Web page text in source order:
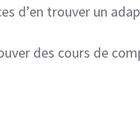
d’en trouver un
des cours de